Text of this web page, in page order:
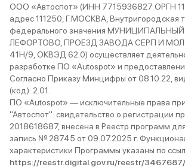
ООО «Автоспот» (ИНН 7715936827 ОРГН
адрес 111250, Г.МОСКВА, Внутригородская
федерального значения
ЛЕФОРТОВО, ПРОЕЗД ЗАВОДА СЕРП И
41Н/9, ОКВЭД 62.0) осуществляет
разработке ПО «Autospot» и
Согласно Приказу Минцифры от 08.10.22,
(код): 2.01.
ПО «Autospot» — исключительные права
"Автоспот": свидетельство о
2018618687, внесена в Реестр программ
запись № 28745 от 09.07.2025 г.
характеристики Программы указаны по
https://reestr.digital.gov.ru/reestr/3467687/